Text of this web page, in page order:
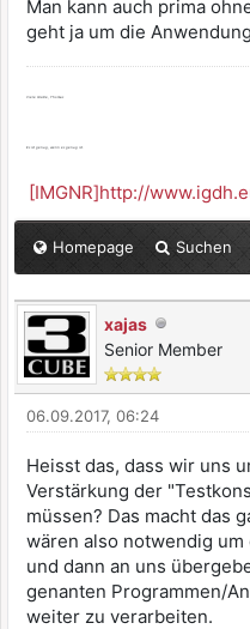
Man kann auch prima
geht ja um die Anwendung
Viele Grüße, Thomas
Es ist genug, wenn es genug ist.
[IMGNR]http://
Homepage Suchen
xajas
Senior Member
06.09.2017, 06:24
Heisst das, dass wir uns
Verstärkung der
müssen? Das macht das
wären also notwendig
und dann an uns
genanten Programmen/
weiter zu verarbeiten.